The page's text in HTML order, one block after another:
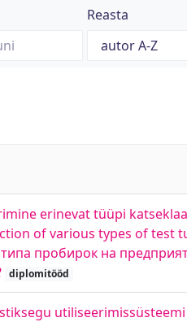
Reasta
erinevat tüüpi
of various types of test
пробирок на
diplomitööd